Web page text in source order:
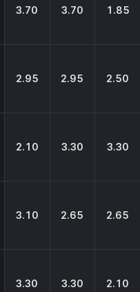
3.70 3.70 1.85
2.95 2.95 2.50
2.10 3.30 3.30
3.10 2.65 2.65
3.30 3.30 2.10